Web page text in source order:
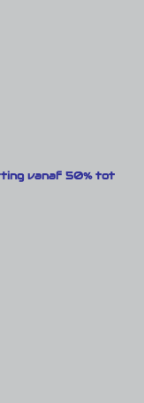
vanaf 50% tot